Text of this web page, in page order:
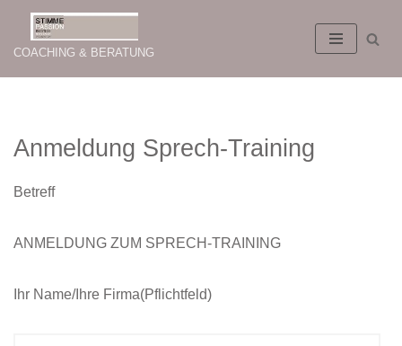
Zum
Inhalt
COACHING & BERATUNG
Anmeldung Sprech-Training
Betreff
ANMELDUNG ZUM SPRECH-TRAINING
Ihr Name/Ihre Firma(Pflichtfeld)